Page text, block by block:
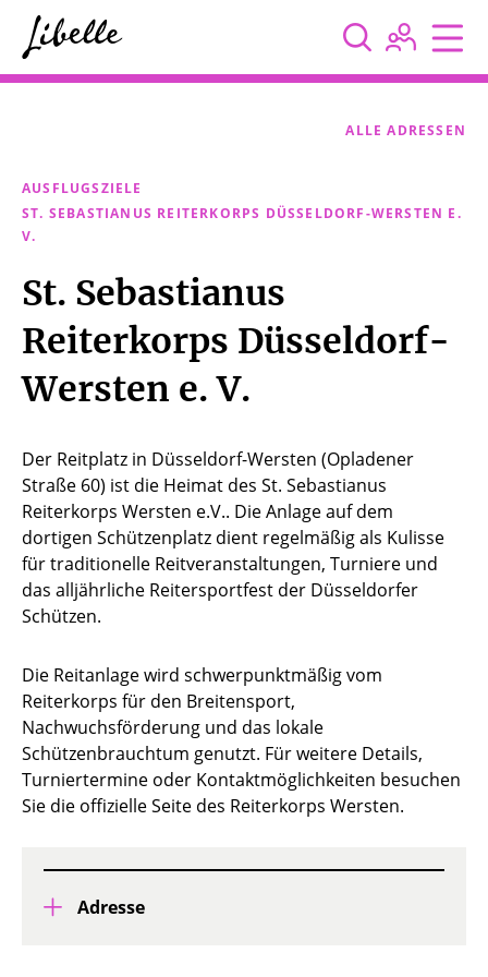
  
AUSFLUGSZIELE
ST. SEBASTIANUS REITERKORPS DÜSSELDORF-WERSTEN E.
V.
ALLE ADRESSEN
St. Sebastianus
Reiterkorps Düsseldorf-
Wersten e. V.
Der Reitplatz in Düsseldorf-Wersten (Opladener
Straße 60) ist die Heimat des St. Sebastianus
Reiterkorps Wersten e.V.. Die Anlage auf dem
dortigen Schützenplatz dient regelmäßig als Kulisse
für traditionelle Reitveranstaltungen, Turniere und
das alljährliche Reitersportfest der Düsseldorfer
Schützen.
Die Reitanlage wird schwerpunktmäßig vom
Reiterkorps für den Breitensport,
Nachwuchsförderung und das lokale
Schützenbrauchtum genutzt. Für weitere Details,
Turniertermine oder Kontaktmöglichkeiten besuchen
Sie die offizielle Seite des Reiterkorps Wersten.
Adresse